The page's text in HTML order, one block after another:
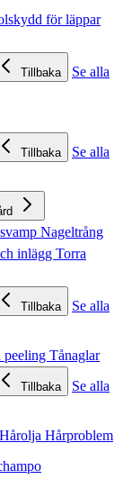
för läppar
Tillbaka
Se alla
Tillbaka
Se alla
Nageltrång
inlägg Torra
Tillbaka
Se alla
peeling Tånaglar
Tillbaka
Se alla
Hårolja Hårproblem